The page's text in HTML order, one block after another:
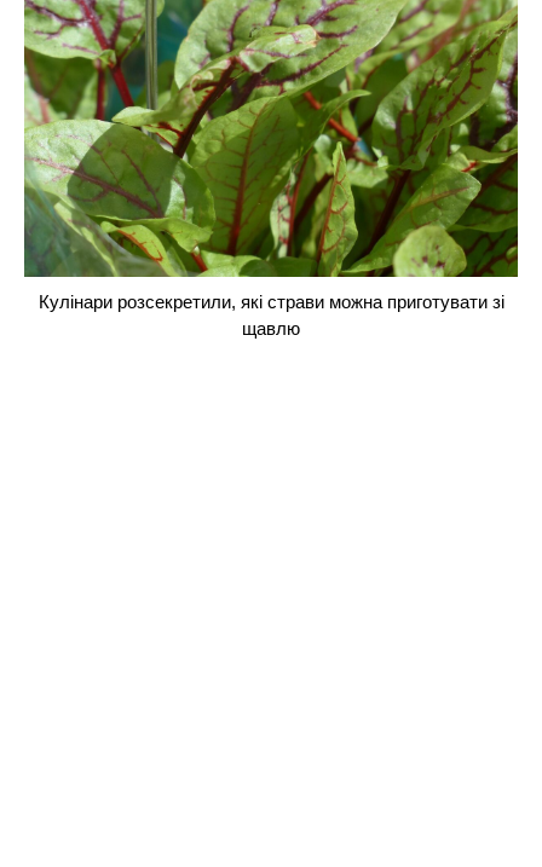
Кулінари розсекретили, які страви можна приготувати зі
щавлю